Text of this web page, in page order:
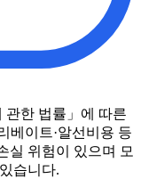
관한 법률」에 따른
베이트·알선비용 등
실 위험이 있으며 모
습니다.